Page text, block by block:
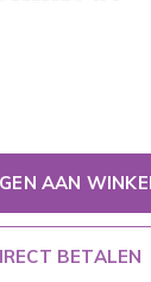
AAN
BETALEN